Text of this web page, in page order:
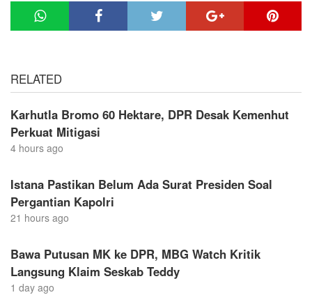
RELATED
Karhutla Bromo 60 Hektare, DPR Desak Kemenhut
Perkuat Mitigasi
4 hours ago
Istana Pastikan Belum Ada Surat Presiden Soal
Pergantian Kapolri
21 hours ago
Bawa Putusan MK ke DPR, MBG Watch Kritik
Langsung Klaim Seskab Teddy
1 day ago